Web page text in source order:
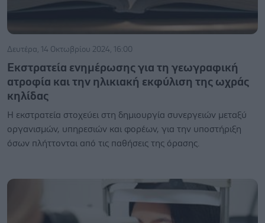
Δευτέρα, 14 Οκτωβρίου 2024, 16:00
Εκστρατεία ενημέρωσης για τη γεωγραφική
ατροφία και την ηλικιακή εκφύλιση της ωχράς
κηλίδας
H εκστρατεία στοχεύει στη δημιουργία συνεργειών μεταξύ
οργανισμών, υπηρεσιών και φορέων, για την υποστήριξη
όσων πλήττονται από τις παθήσεις της όρασης.